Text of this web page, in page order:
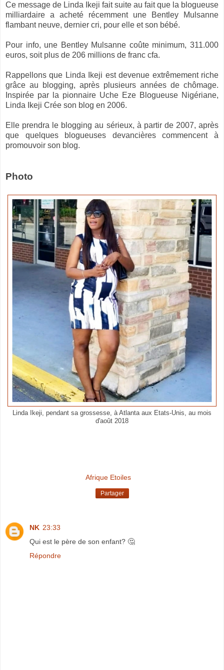
Ce message de Linda Ikeji fait suite au fait que la blogueuse
milliardaire a acheté récemment une Bentley Mulsanne
flambant neuve, dernier cri, pour elle et son bébé.
Pour info, une Bentley Mulsanne coûte minimum, 311.000
euros, soit plus de 206 millions de franc cfa.
Rappellons que Linda Ikeji est devenue extrêmement riche
grâce au blogging, après plusieurs années de chômage.
Inspirée par la pionnaire Uche Eze Blogueuse Nigériane,
Linda Ikeji Crée son blog en 2006.
Elle prendra le blogging au sérieux, à partir de 2007, après
que quelques blogueuses devancières commencent à
promouvoir son blog.
Photo
Linda Ikeji, pendant sa grossesse, à Atlanta aux Etats-Unis, au mois
d'août 2018
Afrique Etoiles
Partager
NK 23:33
Qui est le père de son enfant? 🤔
Répondre